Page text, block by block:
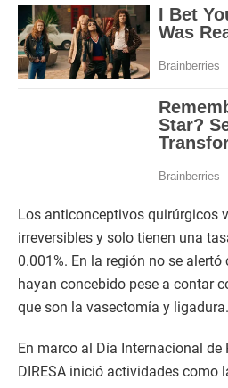
Los anticonceptivos quirúrgicos
irreversibles y solo tienen una
0.001%. En la región no se
hayan concebido pese a contar
que son la vasectomía y ligadura.
En marco al Día Internacional
DIRESA inició actividades como